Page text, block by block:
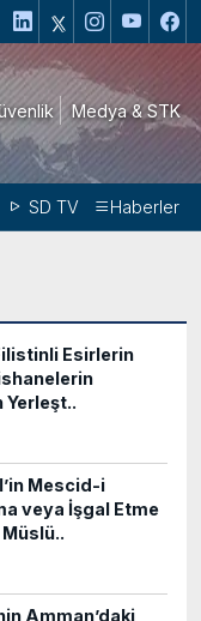
Medya & STK
SD TV Haberler
Esirlerin
Yerleşt..
Mescid-i
veya İşgal Etme
Amman’daki